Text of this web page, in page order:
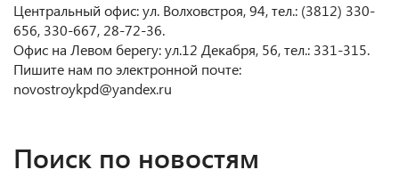
Центральный офис: ул. Волховстроя, 94, тел.: (3812) 330-
656, 330-667, 28-72-36.
Офис на Левом берегу: ул.12 Декабря, 56, тел.: 331-315.
Пишите нам по электронной почте:
novostroykpd@yandex.ru
Поиск по новостям